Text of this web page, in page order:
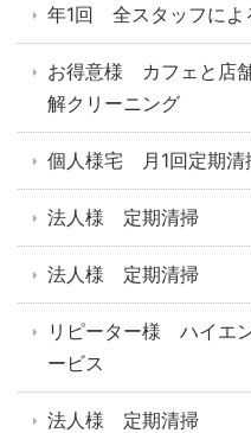
年1回 全スタッフによ
お得意様 カフェと店
解クリーニング
個人様宅 月1回定期清
法人様 定期清掃
法人様 定期清掃
リピーター様 ハイエ
ービス
法人様 定期清掃